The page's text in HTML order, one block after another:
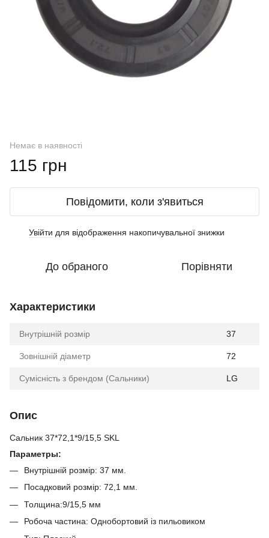
Немає в наявності
115 грн
Повідомити, коли з'явиться
Увійти для відображення накопичувальної знижки
До обраного Порівняти
Характеристики
Внутрішній розмір 37
Зовнішній діаметр 72
Сумісність з брендом (Сальники) LG
Опис
Сальник 37*72,1*9/15,5 SKL
Параметры:
Внутрішній розмір: 37 мм.
Посадковий розмір: 72,1 мм.
Толщина:9/15,5 мм
Робоча частина: Однобортовий із пильовиком